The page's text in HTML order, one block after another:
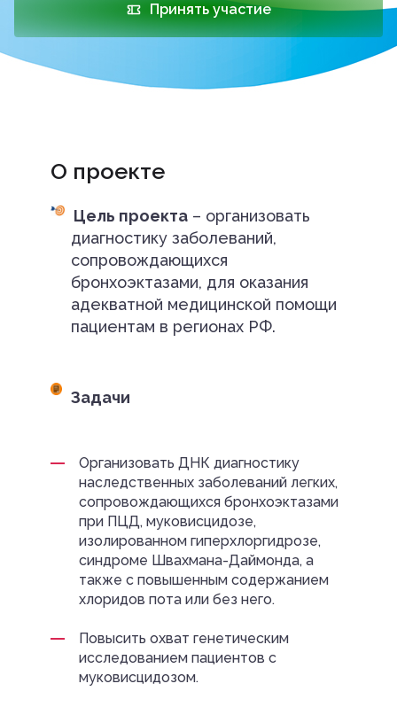
Принять участие
О проекте
Цель проекта – организовать
диагностику заболеваний,
сопровождающихся
бронхоэктазами, для оказания
адекватной медицинской помощи
пациентам в регионах РФ.
Задачи
Организовать ДНК диагностику
наследственных заболеваний легких,
сопровождающихся бронхоэктазами
при ПЦД, муковисцидозе,
изолированном гиперхлоргидрозе,
синдроме Швахмана-Даймонда, а
также с повышенным содержанием
хлоридов пота или без него.
Повысить охват генетическим
исследованием пациентов с
муковисцидозом.